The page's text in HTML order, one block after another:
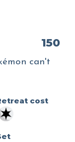
150
can't
cost